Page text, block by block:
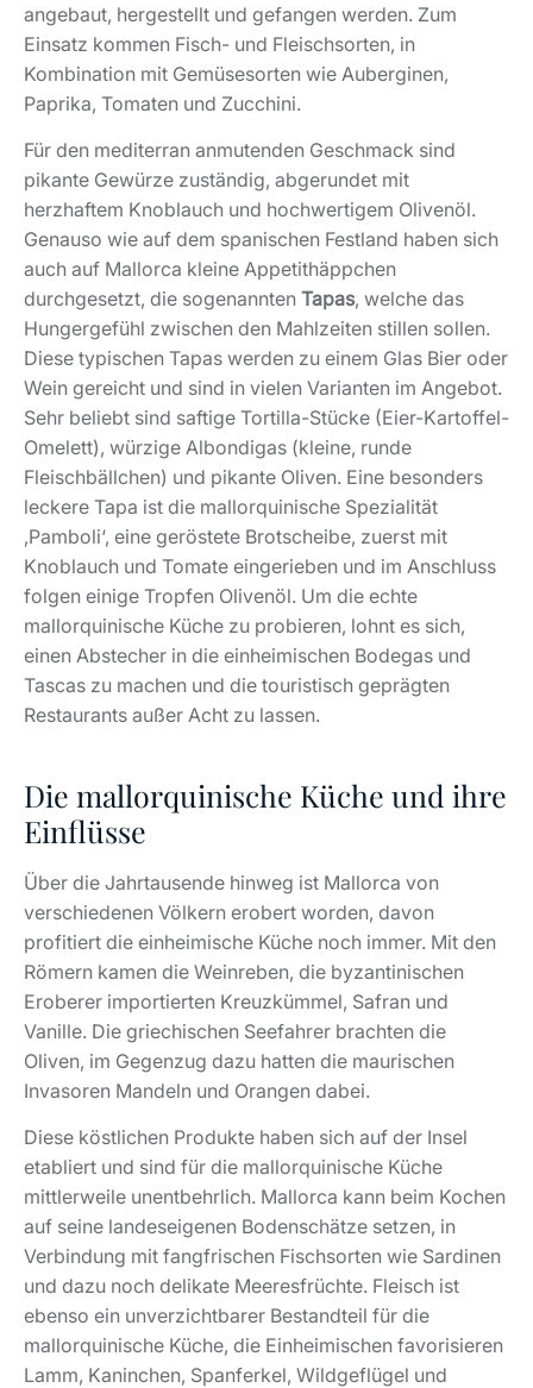
angebaut, hergestellt und gefangen werden. Zum
Einsatz kommen Fisch- und Fleischsorten, in
Kombination mit Gemüsesorten wie Auberginen,
Paprika, Tomaten und Zucchini.
Für den mediterran anmutenden Geschmack sind
pikante Gewürze zuständig, abgerundet mit
herzhaftem Knoblauch und hochwertigem Olivenöl.
Genauso wie auf dem spanischen Festland haben sich
auch auf Mallorca kleine Appetithäppchen
durchgesetzt, die sogenannten Tapas, welche das
Hungergefühl zwischen den Mahlzeiten stillen sollen.
Diese typischen Tapas werden zu einem Glas Bier oder
Wein gereicht und sind in vielen Varianten im Angebot.
Sehr beliebt sind saftige Tortilla-Stücke (Eier-Kartoffel-
Omelett), würzige Albondigas (kleine, runde
Fleischbällchen) und pikante Oliven. Eine besonders
leckere Tapa ist die mallorquinische Spezialität
‚Pamboli‘, eine geröstete Brotscheibe, zuerst mit
Knoblauch und Tomate eingerieben und im Anschluss
folgen einige Tropfen Olivenöl. Um die echte
mallorquinische Küche zu probieren, lohnt es sich,
einen Abstecher in die einheimischen Bodegas und
Tascas zu machen und die touristisch geprägten
Restaurants außer Acht zu lassen.
Die mallorquinische Küche und ihre
Einflüsse
Über die Jahrtausende hinweg ist Mallorca von
verschiedenen Völkern erobert worden, davon
profitiert die einheimische Küche noch immer. Mit den
Römern kamen die Weinreben, die byzantinischen
Eroberer importierten Kreuzkümmel, Safran und
Vanille. Die griechischen Seefahrer brachten die
Oliven, im Gegenzug dazu hatten die maurischen
Invasoren Mandeln und Orangen dabei.
Diese köstlichen Produkte haben sich auf der Insel
etabliert und sind für die mallorquinische Küche
mittlerweile unentbehrlich. Mallorca kann beim Kochen
auf seine landeseigenen Bodenschätze setzen, in
Verbindung mit fangfrischen Fischsorten wie Sardinen
und dazu noch delikate Meeresfrüchte. Fleisch ist
ebenso ein unverzichtbarer Bestandteil für die
mallorquinische Küche, die Einheimischen favorisieren
Lamm, Kaninchen, Spanferkel, Wildgeflügel und